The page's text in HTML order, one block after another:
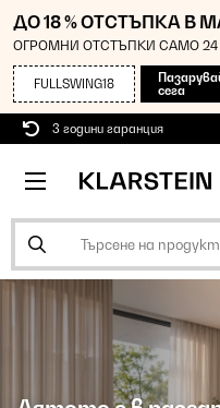
ДО 18 % ОТСТЪПКА В
ОГРОМНИ ОТСТЪПКИ САМО 24
FULLSWING18
сега
3 години гаранция